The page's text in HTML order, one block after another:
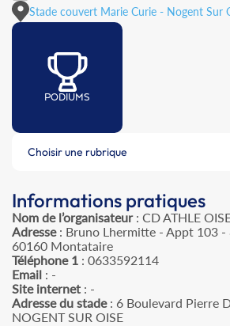
Stade couvert Marie Curie - Nogent Sur
PODIUMS
Choisir une rubrique
Informations pratiques
Nom de l’organisateur: CD ATHLE
Adresse: Bruno Lhermitte - Appt 103 -
60160 Montataire
Téléphone 1 : 0633592114
Email : -
Site internet : -
Adresse du stade: 6 Boulevard Pierre
NOGENT SUR OISE